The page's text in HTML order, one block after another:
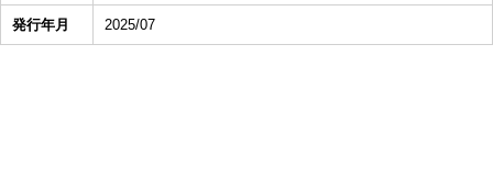
発行年月 2025/07